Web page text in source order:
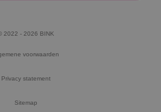
2022 - 2026 BINK
voorwaarden
Privacy statement
Sitemap